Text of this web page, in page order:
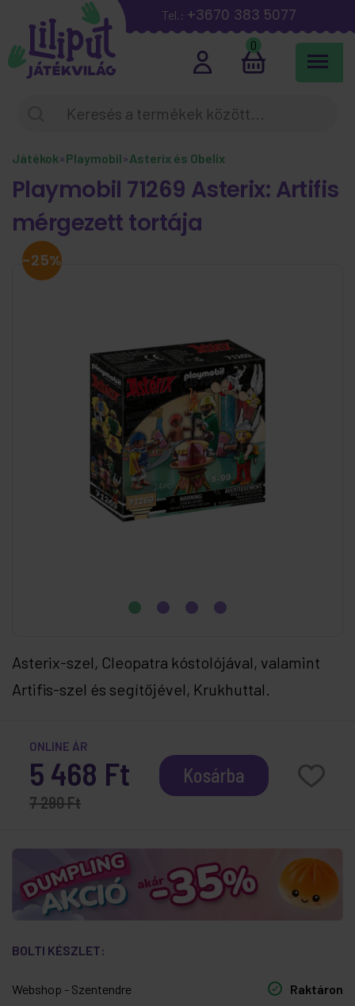
Tel.: +3670 383 5077
0
Játékok»Playmobil»Asterix és Obelix
Playmobil 71269 Asterix: Artifis
mérgezett tortája
-25%
Asterix-szel, Cleopatra kóstolójával, valamint
Artifis-szel és segítőjével, Krukhuttal.
ONLINE ÁR
5 468 Ft
7 290 Ft
Kosárba
BOLTI KÉSZLET:
Webshop - Szentendre Raktáron